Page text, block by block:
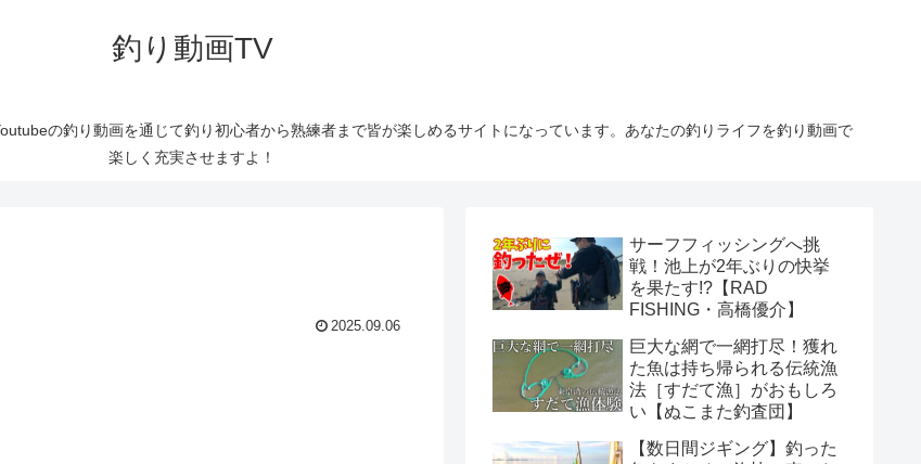
釣り動画TV
の釣り動画を通じて釣り初心者から熟練者まで皆が楽しめるサイトになっています。あなたの釣りライフを釣り動画で
楽しく充実させますよ！
2025.09.06
サーフフィッシングへ挑
戦！池上が2年ぶりの快挙
を果たす!?【RAD
FISHING・高橋優介】
巨大な網で一網打尽！獲れ
た魚は持ち帰られる伝統漁
法［すだて漁］がおもしろ
い【ぬこまた釣査団】
【数日間ジギング】釣った